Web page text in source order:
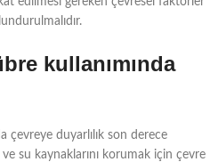
kullanımında
çevreye duyarlılık son derece
su kaynaklarını korumak için çevre